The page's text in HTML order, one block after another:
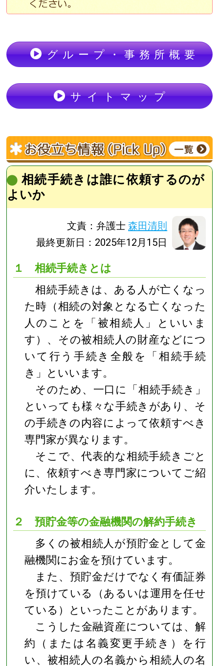
グループ・事務所概要
サイトマップ
相続手続きは誰に依頼するのが
よいか
文責：弁護士森田清則
最終更新日：2025年12月15日
１ 相続手続きとは
相続手続きは、ある人が亡くなっ
た時（相続の対象となる亡くなった
人のことを「被相続人」といいま
す）、その被相続人の財産などにつ
いて行う手続き全般を「相続手続
き」といいます。
そのため、一口に「相続手続き」
といっても様々な手続きがあり、そ
の手続きの内容によって依頼すべき
専門家が異なります。
そこで、代表的な相続手続きごと
に、依頼すべき専門家についてご紹
介いたします。
２ 預貯金等の金融機関の解約手続き
多くの被相続人が預貯金として金
融機関にお金を預けています。
また、預貯金だけでなく有価証券
を預けている（あるいは運用を任せ
ている）といったことがあります。
こうした金融資産については、解
約（または名義変更手続き）を行
い、被相続人の名義から相続人の名